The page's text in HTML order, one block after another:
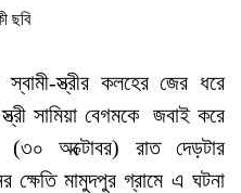
ছবি
স্ত্রীর কলহের জের ধরে
সামিয়া বেগমকে জবাই করে
অক্টোবর) রাত দেড়টার
ক্ষেতি মামুদপুর গ্রামে এ ঘটনা